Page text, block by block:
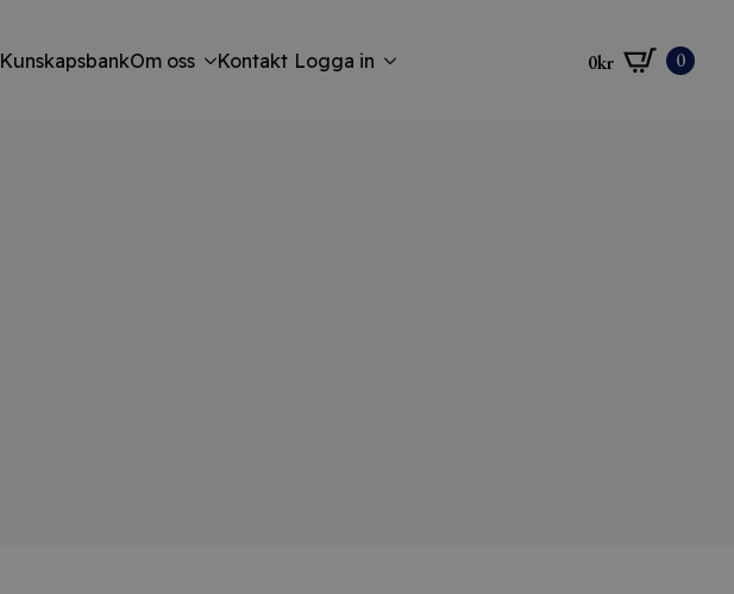
KunskapsbankOm oss Kontakt Logga in 0kr 0